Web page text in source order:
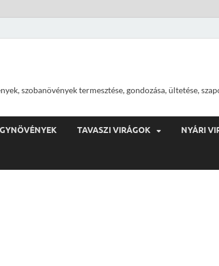
szobanövények termesztése, gondozása, ültetése,
TAVASZI VIRÁGOK NYÁRI